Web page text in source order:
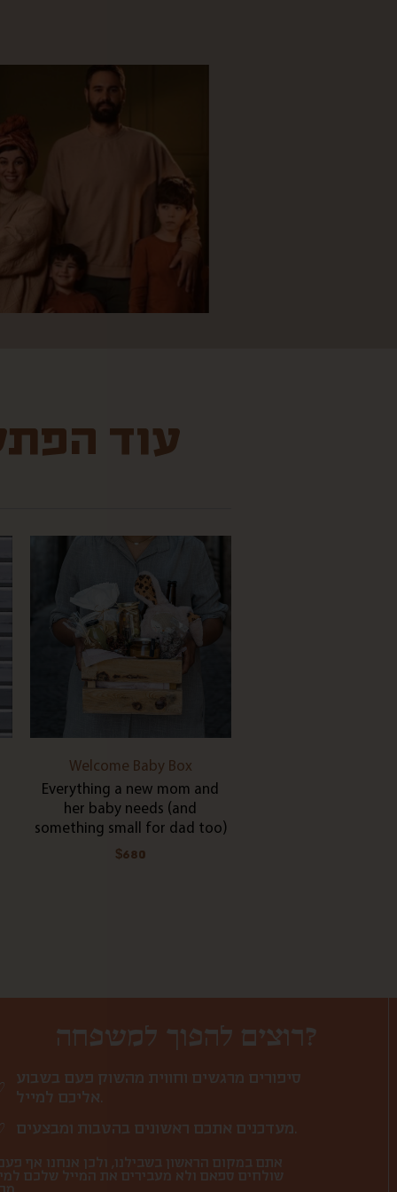
עוד
Welcome Baby Box
Everything a new mom and
her baby needs (and
something small for dad too)
$680
רוצים להפוך למשפחה?
סיפורים מרגשים וחווית מהשוק פעם בשבוע
אליכם למייל.
מעדכנים אתכם ראשונים בהטבות ומבצעים.
אתם במקום הראשון בשבילנו, ולכן אנחנו אף
שולחים ספאם ולא מעבירים את המייל שלכם